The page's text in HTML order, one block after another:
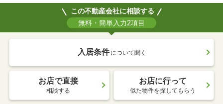
この不動産会社に相談する
無料・簡単入力2項目
入居条件 について聞く
お店で直接
相談する
お店に行って
似た物件を探してもらう